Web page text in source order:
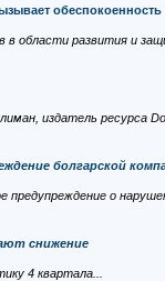
обеспокоенность
в области развития и
издатель ресурса
болгарской
предупреждение о
снижение
4 квартала...